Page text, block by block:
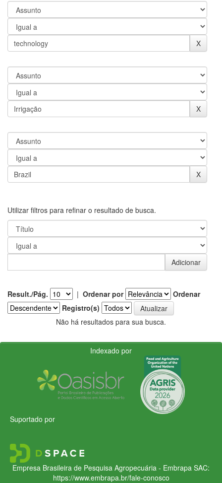
Utilizar filtros para refinar o resultado de busca.
Result./Pág. | Ordenar por
Ordenar
Registro(s)
Não há resultados para sua busca.
Indexado por
Suportado por
Empresa Brasileira de Pesquisa Agropecuária - Embrapa SAC:
https://www.embrapa.br/fale-conosco